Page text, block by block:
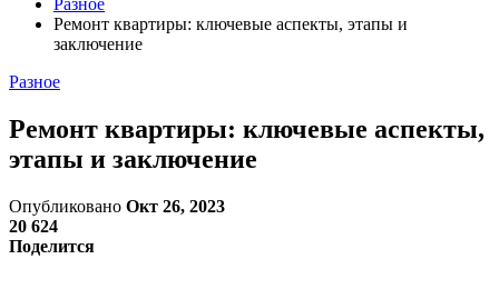
Разное
Ремонт квартиры: ключевые аспекты, этапы и
заключение
Разное
Ремонт квартиры: ключевые аспекты,
этапы и заключение
Опубликовано Окт 26, 2023
20 624
Поделится